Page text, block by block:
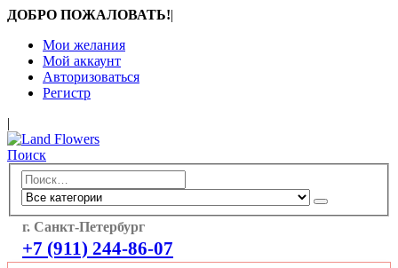
ДОБРО ПОЖАЛОВАТЬ!|
Мои желания
Мой аккаунт
Авторизоваться
Регистр
|
Поиск
г. Санкт-Петербург
+7 (911) 244-86-07